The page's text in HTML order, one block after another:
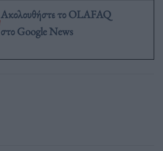
Ακολουθήστε το OLAFAQ
στο Google News